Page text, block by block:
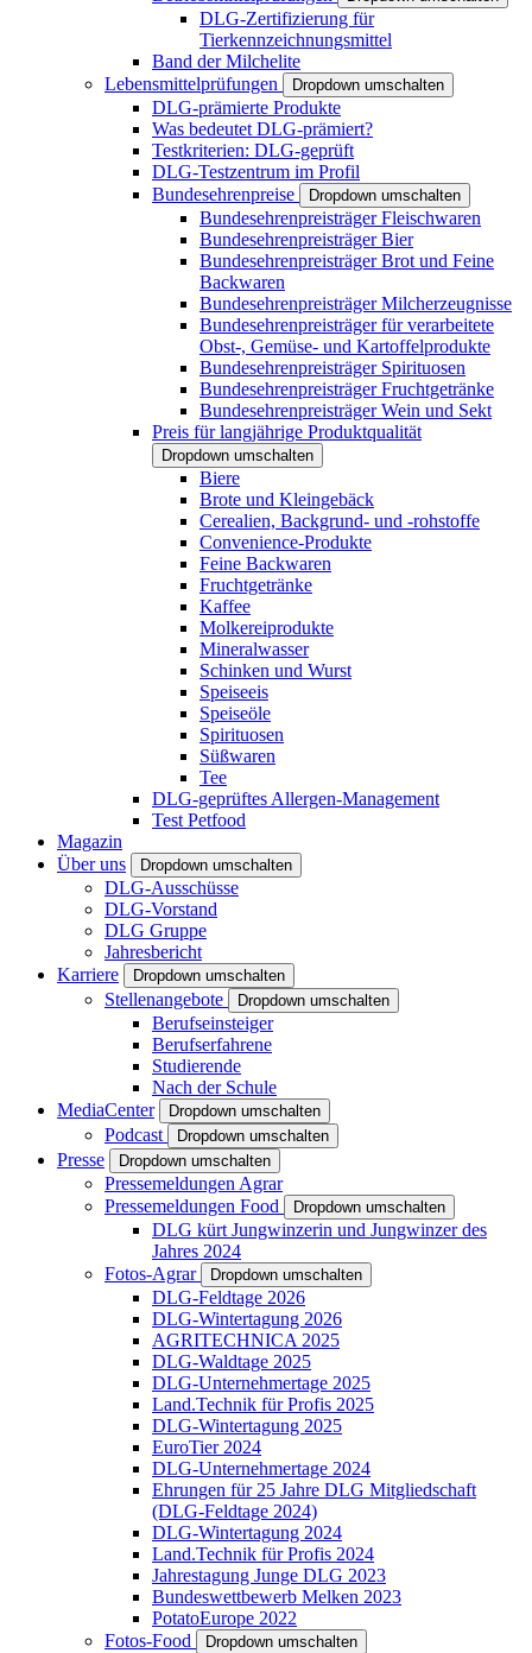
DLG-Zertifizierung für
Tierkennzeichnungsmittel
Band der Milchelite
Lebensmittelprüfungen
Dropdown umschalten
DLG-prämierte Produkte
Was bedeutet DLG-prämiert?
Testkriterien: DLG-geprüft
DLG-Testzentrum im Profil
Bundesehrenpreise
Dropdown umschalten
Bundesehrenpreisträger Fleischwaren
Bundesehrenpreisträger Bier
Bundesehrenpreisträger Brot und Feine
Backwaren
Bundesehrenpreisträger Milcherzeugnisse
Bundesehrenpreisträger für verarbeitete
Obst-, Gemüse- und Kartoffelprodukte
Bundesehrenpreisträger Spirituosen
Bundesehrenpreisträger Fruchtgetränke
Bundesehrenpreisträger Wein und Sekt
Preis für langjährige Produktqualität
Dropdown umschalten
Biere
Brote und Kleingebäck
Cerealien, Backgrund- und -rohstoffe
Convenience-Produkte
Feine Backwaren
Fruchtgetränke
Kaffee
Molkereiprodukte
Mineralwasser
Schinken und Wurst
Speiseeis
Speiseöle
Spirituosen
Süßwaren
Tee
DLG-geprüftes Allergen-Management
Test Petfood
Magazin
Über uns
Dropdown umschalten
DLG-Ausschüsse
DLG-Vorstand
DLG Gruppe
Jahresbericht
Karriere
Dropdown umschalten
Stellenangebote Dropdown umschalten
Berufseinsteiger
Berufserfahrene
Studierende
Nach der Schule
MediaCenter
Dropdown umschalten
Podcast Dropdown umschalten
Presse Dropdown umschalten
Pressemeldungen Agrar
Pressemeldungen Food
Dropdown umschalten
DLG kürt Jungwinzerin und Jungwinzer des
Jahres 2024
Fotos-Agrar
Dropdown umschalten
DLG-Feldtage 2026
DLG-Wintertagung 2026
AGRITECHNICA 2025
DLG-Waldtage 2025
DLG-Unternehmertage 2025
Land.Technik für Profis 2025
DLG-Wintertagung 2025
EuroTier 2024
DLG-Unternehmertage 2024
Ehrungen für 25 Jahre DLG Mitgliedschaft
(DLG-Feldtage 2024)
DLG-Wintertagung 2024
Land.Technik für Profis 2024
Jahrestagung Junge DLG 2023
Bundeswettbewerb Melken 2023
PotatoEurope 2022
Fotos-Food
Dropdown umschalten